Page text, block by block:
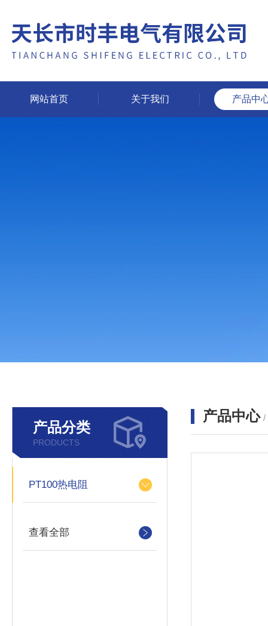
网站首页 关于我们 产品中
产品分类
PRODUCTS
PT100热电阻
查看全部
产品中心 /